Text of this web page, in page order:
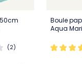
(2)
Boule
Aqua